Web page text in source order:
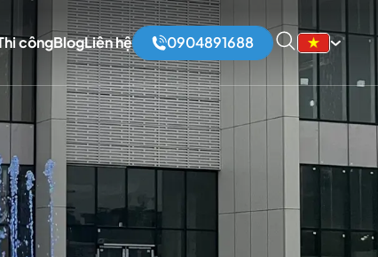
côngBlogLiên hệ 0904891688